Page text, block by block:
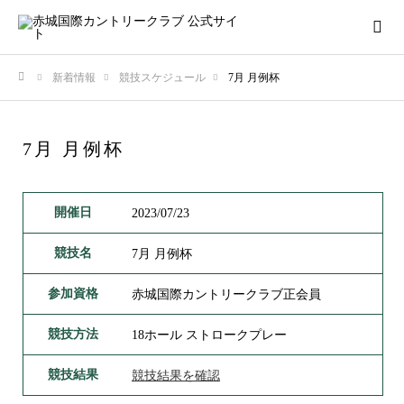
新着情報 競技スケジュール 7月 月例杯
7月 月例杯
開催日 2023/07/23
競技名 7月 月例杯
参加資格 赤城国際カントリークラブ正会員
競技方法 18ホール ストロークプレー
競技結果 競技結果を確認